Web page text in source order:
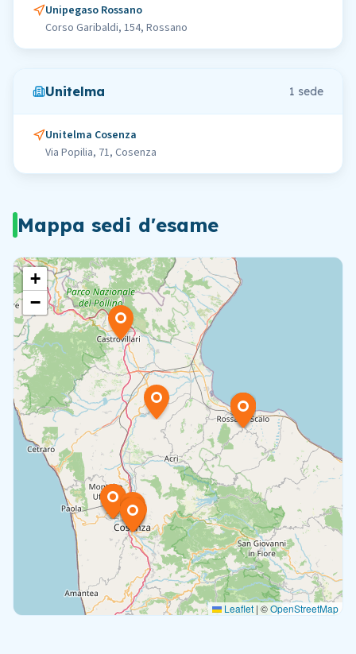
Unipegaso Rossano
Corso Garibaldi, 154, Rossano
Unitelma 1 sede
Unitelma Cosenza
Via Popilia, 71, Cosenza
Mappa sedi d'esame
+
−
Leaflet | ©OpenStreetMap